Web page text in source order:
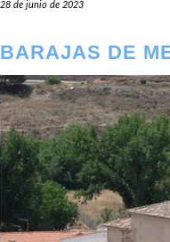
28 de junio de 2023
BARAJAS DE